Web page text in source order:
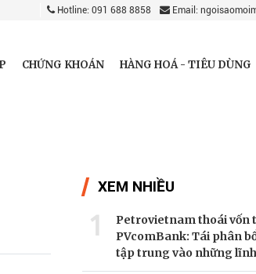
Hotline: 091 688 8858 Email:
CHỨNG KHOÁN HÀNG HOÁ - TIÊU DÙNG
XEM NHIỀU
1
Petrovietnam thoái vốn
PVcomBank: Tái phân
tập trung vào những